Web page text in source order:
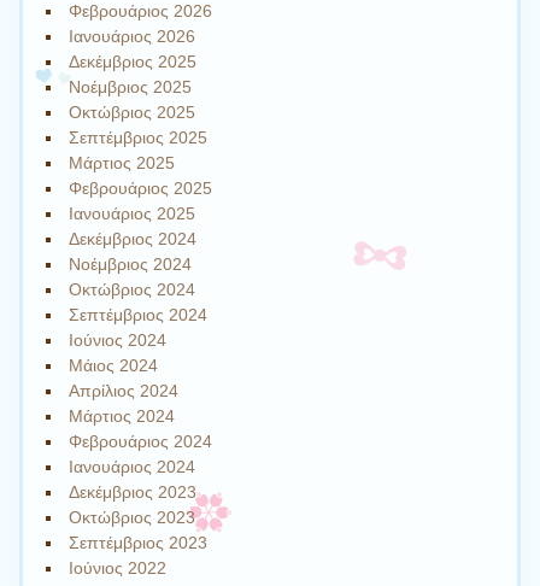
Φεβρουάριος 2026
Ιανουάριος 2026
Δεκέμβριος 2025
Νοέμβριος 2025
Οκτώβριος 2025
Σεπτέμβριος 2025
Μάρτιος 2025
Φεβρουάριος 2025
Ιανουάριος 2025
Δεκέμβριος 2024
Νοέμβριος 2024
Οκτώβριος 2024
Σεπτέμβριος 2024
Ιούνιος 2024
Μάιος 2024
Απρίλιος 2024
Μάρτιος 2024
Φεβρουάριος 2024
Ιανουάριος 2024
Δεκέμβριος 2023
Οκτώβριος 2023
Σεπτέμβριος 2023
Ιούνιος 2022